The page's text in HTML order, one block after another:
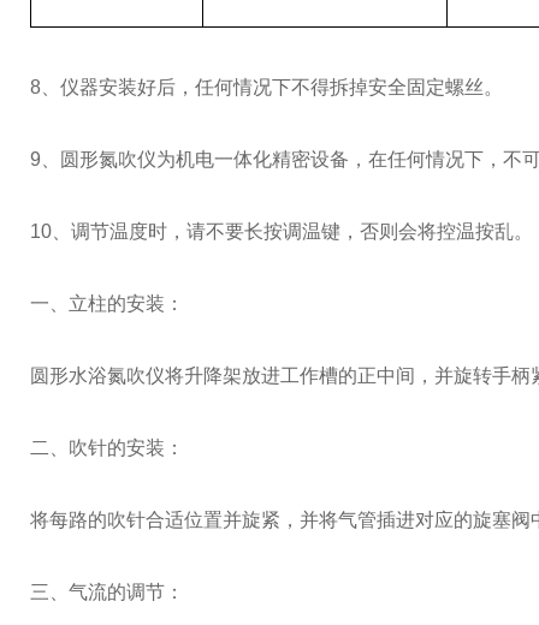
8、仪器安装好后，任何情况下不得拆掉安全固定螺丝。
9、圆形氮吹仪为机电一体化精密设备，在任何情况下，不
10、调节温度时，请不要长按调温键，否则会将控温按乱。
一、立柱的安装：
圆形水浴氮吹仪将升降架放进工作槽的正中间，并旋转手柄
二、吹针的安装：
将每路的吹针合适位置并旋紧，并将气管插进对应的旋塞
三、气流的调节：